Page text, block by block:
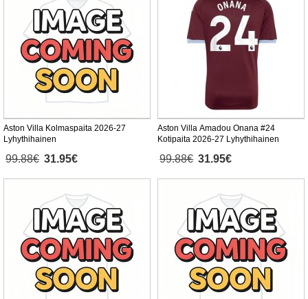
Aston Villa Kolmaspaita 2026-27
Lyhythihainen
99.88€ 31.95€
Aston Villa Amadou Onana #24
Kotipaita 2026-27 Lyhythihainen
99.88€ 31.95€